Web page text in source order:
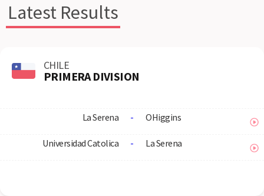
Latest Results
CHILE
PRIMERA DIVISION
La Serena - OHiggins
Universidad Catolica - La Serena